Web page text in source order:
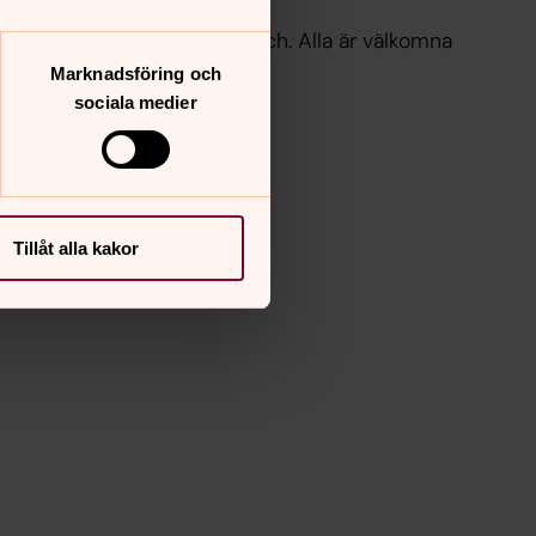
Marknadsföring och
sociala medier
Tillåt alla kakor
ingår kaffe, kaka och lunch. Alla är välkomna
Se kontaktinformation.